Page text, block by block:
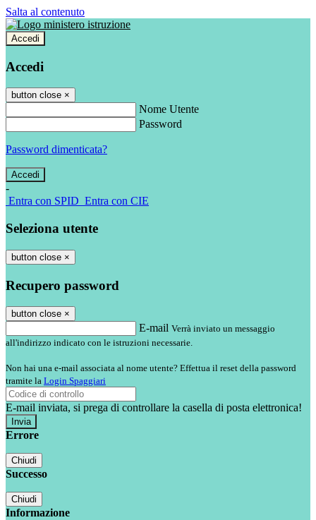
Salta al contenuto
Accedi
Accedi
button close ×
Nome Utente
Password
Password dimenticata?
-
Entra con SPID Entra con CIE
Seleziona utente
button close ×
Recupero password
button close ×
E-mail Verrà inviato un messaggio
all'indirizzo indicato con le istruzioni necessarie.
Non hai una e-mail associata al nome utente? Effettua il reset della password
tramite la Login Spaggiari
E-mail inviata, si prega di controllare la casella di posta elettronica!
Errore
Chiudi
Successo
Chiudi
Informazione